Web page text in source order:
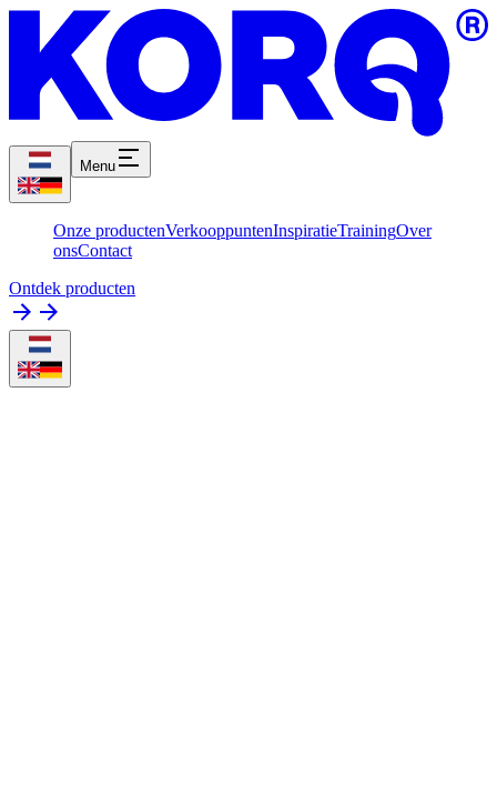
Menu
Onze productenVerkooppuntenInspiratieTrainingOver
onsContact
Ontdek producten